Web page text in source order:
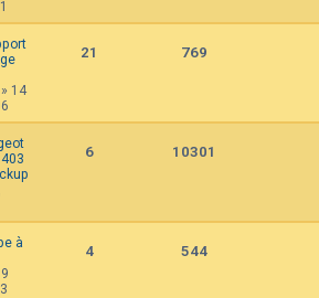
» 14
21 769
6 10301
à
4 544